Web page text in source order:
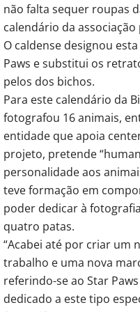
não falta sequer roupas
calendário da associação
O caldense designou
Paws e substitui os
pelos dos bichos.
Para este calendário da
fotografou 16 animais,
entidade que apoia
projeto, pretende
personalidade aos
teve formação em
poder dedicar à
quatro patas.
“Acabei até por criar um
trabalho e uma nova
referindo-se ao Star
dedicado a este tipo